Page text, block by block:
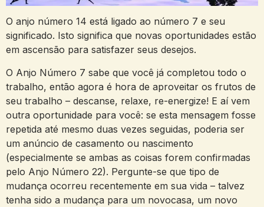
O anjo número 14 está ligado ao número 7 e seu
significado. Isto significa que novas oportunidades estão
em ascensão para satisfazer seus desejos.
O Anjo Número 7 sabe que você já completou todo o
trabalho, então agora é hora de aproveitar os frutos de
seu trabalho – descanse, relaxe, re-energize! E aí vem
outra oportunidade para você: se esta mensagem fosse
repetida até mesmo duas vezes seguidas, poderia ser
um anúncio de casamento ou nascimento
(especialmente se ambas as coisas forem confirmadas
pelo Anjo Número 22). Pergunte-se que tipo de
mudança ocorreu recentemente em sua vida – talvez
tenha sido a mudança para um novocasa, um novo